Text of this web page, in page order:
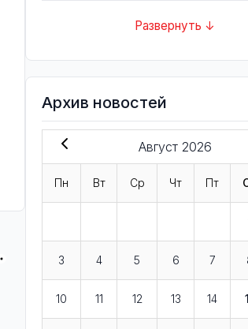
Развернуть ↓
Архив новостей
Август 2026
Пн Вт Ср Чт Пт
3 4 5 6 7
10 11 12 13 14